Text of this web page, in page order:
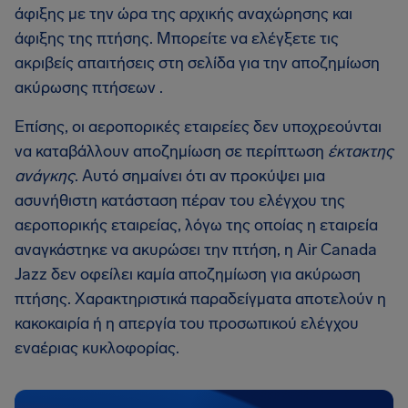
άφιξης με την ώρα της αρχικής αναχώρησης και
άφιξης της πτήσης. Μπορείτε να ελέγξετε τις
ακριβείς απαιτήσεις στη σελίδα για την αποζημίωση
ακύρωσης πτήσεων .
Επίσης, οι αεροπορικές εταιρείες δεν υποχρεούνται
να καταβάλλουν αποζημίωση σε περίπτωση έκτακτης
ανάγκης. Αυτό σημαίνει ότι αν προκύψει μια
ασυνήθιστη κατάσταση πέραν του ελέγχου της
αεροπορικής εταιρείας, λόγω της οποίας η εταιρεία
αναγκάστηκε να ακυρώσει την πτήση, η Air Canada
Jazz δεν οφείλει καμία αποζημίωση για ακύρωση
πτήσης. Χαρακτηριστικά παραδείγματα αποτελούν η
κακοκαιρία ή η απεργία του προσωπικού ελέγχου
εναέριας κυκλοφορίας.